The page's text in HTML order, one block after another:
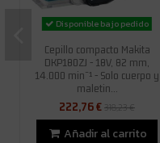
Disponible bajo pedido
Cepillo compacto Makita
DKP180ZJ - 18V, 82 mm,
14.000 minˉ¹ - Solo cuerpo y
maletin...
222,76 €318,23 €
Añadir al carrito